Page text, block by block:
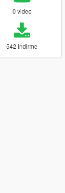
0 video
542 indirme